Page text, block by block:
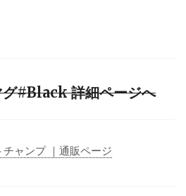
グ#Black 詳細ページへ
ャンプ ｜通販ページ